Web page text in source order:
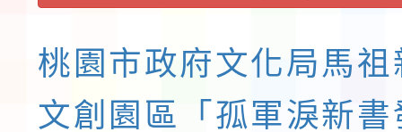
桃園市政府文化局馬
文創園區「孤軍淚新